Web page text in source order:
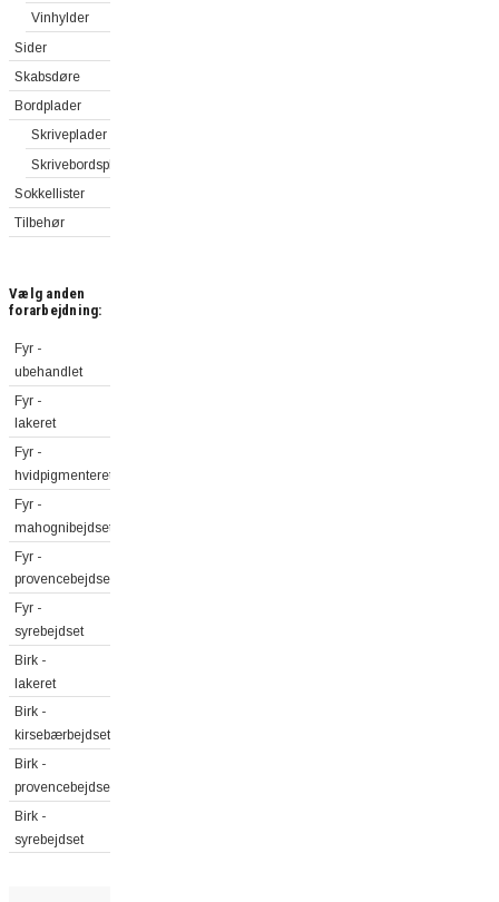
Vinhylder
Sider
Skabsdøre
Bordplader
Skriveplader
Skrivebordsplader
Sokkellister
Tilbehør
Vælg anden
forarbejdning:
Fyr -
ubehandlet
Fyr -
lakeret
Fyr -
hvidpigmenteret
Fyr -
mahognibejdset
Fyr -
provencebejdset
Fyr -
syrebejdset
Birk -
lakeret
Birk -
kirsebærbejdset
Birk -
provencebejdset
Birk -
syrebejdset